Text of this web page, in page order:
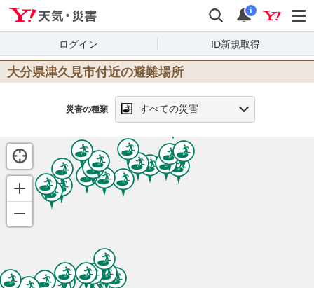
検索 通知
i
ログイン ID新規取得
大分県津久見市付近の避難場所
災害の種類 すべての災害